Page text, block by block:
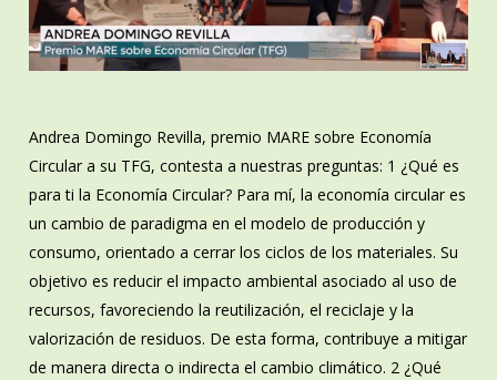
Andrea Domingo Revilla, premio MARE sobre Economía
Circular a su TFG, contesta a nuestras preguntas: 1 ¿Qué es
para ti la Economía Circular? Para mí, la economía circular es
un cambio de paradigma en el modelo de producción y
consumo, orientado a cerrar los ciclos de los materiales. Su
objetivo es reducir el impacto ambiental asociado al uso de
recursos, favoreciendo la reutilización, el reciclaje y la
valorización de residuos. De esta forma, contribuye a mitigar
de manera directa o indirecta el cambio climático. 2 ¿Qué